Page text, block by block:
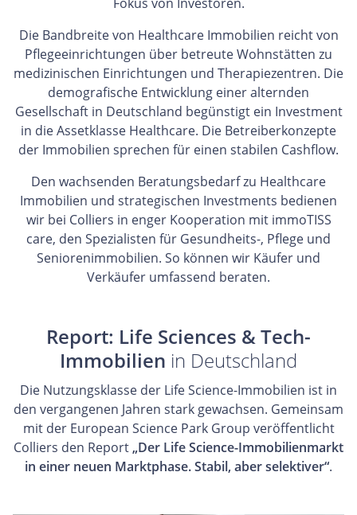
Die Bandbreite von Healthcare Immobilien reicht von
Pflegeeinrichtungen über betreute Wohnstätten zu
medizinischen Einrichtungen und Therapiezentren. Die
demografische Entwicklung einer alternden
Gesellschaft in Deutschland begünstigt ein Investment
in die Assetklasse Healthcare. Die Betreiberkonzepte
der Immobilien sprechen für einen stabilen Cashflow.
Den wachsenden Beratungsbedarf zu Healthcare
Immobilien und strategischen Investments bedienen
wir bei Colliers in enger Kooperation mit immoTISS
care, den Spezialisten für Gesundheits-, Pflege und
Seniorenimmobilien. So können wir Käufer und
Verkäufer umfassend beraten.
Report: Life Sciences & Tech-
Immobilien in Deutschland
Die Nutzungsklasse der Life Science-Immobilien ist in
den vergangenen Jahren stark gewachsen. Gemeinsam
mit der European Science Park Group veröffentlicht
Colliers den Report„Der Life Science-Immobilienmarkt
in einer neuen Marktphase. Stabil, aber selektiver“.